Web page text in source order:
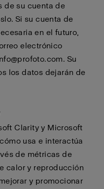
de su cuenta de
Si su cuenta de
en el futuro,
electrónico
. Su
los datos dejarán de
Clarity y Microsoft
usa e interactúa
de métricas de
calor y reproducción
y promocionar